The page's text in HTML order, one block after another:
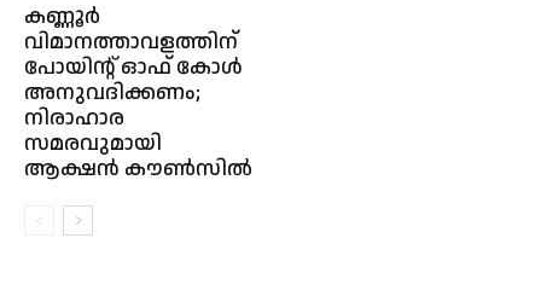
കണ്ണൂർ
വിമാനത്താവളത്തിന്
പോയിൻ്റ് ഓഫ് കോൾ
അനുവദിക്കണം;
നിരാഹാര
സമരവുമായി
ആക്ഷൻ കൗൺസിൽ